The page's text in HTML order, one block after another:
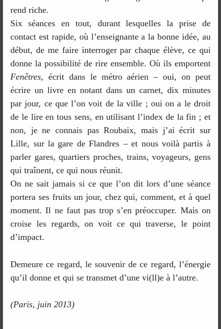
rend riche.
Six séances en tout, durant lesquelles la prise de
contact est rapide, où l’enseignante a la bonne idée, au
début, de me faire interroger par chaque élève, ce qui
donne la possibilité de rire ensemble. Où ils emportent
Fenêtres, écrit dans le métro aérien – oui, on peut
écrire un livre en notant dans un carnet, dix minutes
par jour, ce que l’on voit de la ville ; oui on a le droit
de le lire en tous sens, en utilisant l’index de la fin ; et
non, je ne connais pas Roubaix, mais j’ai écrit sur
Lille, sur la gare de Flandres – et nous voilà partis à
parler gares, quartiers proches, trains, voyageurs, gens
qui traînent, ce qui nous réunit.
On ne sait jamais si ce que l’on dit lors d’une séance
portera ses fruits un jour, chez qui, comment, et à quel
moment. Il ne faut pas trop s’en préoccuper. Mais on
croise les regards, on voit ce qui traverse, le point
d’impact.
Demeure ce regard, le souvenir de ce regard, l’énergie
qu’il donne et qui se transmet d’une vi(ll)e à l’autre.
(Paris, juin 2013)